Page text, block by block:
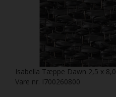
Isabella Tæppe Dawn 2,5 x 8,0
Vare nr. I700260800